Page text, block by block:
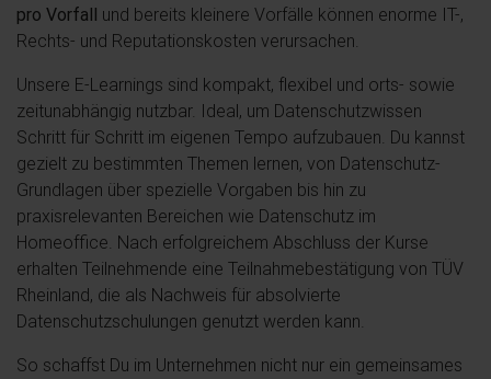
pro Vorfall und bereits kleinere Vorfälle können enorme IT-,
Rechts- und Reputationskosten verursachen.
Unsere E-Learnings sind kompakt, flexibel und orts- sowie
zeitunabhängig nutzbar. Ideal, um Datenschutzwissen
Schritt für Schritt im eigenen Tempo aufzubauen. Du kannst
gezielt zu bestimmten Themen lernen, von Datenschutz-
Grundlagen über spezielle Vorgaben bis hin zu
praxisrelevanten Bereichen wie Datenschutz im
Homeoffice. Nach erfolgreichem Abschluss der Kurse
erhalten Teilnehmende eine Teilnahmebestätigung von TÜV
Rheinland, die als Nachweis für absolvierte
Datenschutzschulungen genutzt werden kann.
So schaffst Du im Unternehmen nicht nur ein gemeinsames